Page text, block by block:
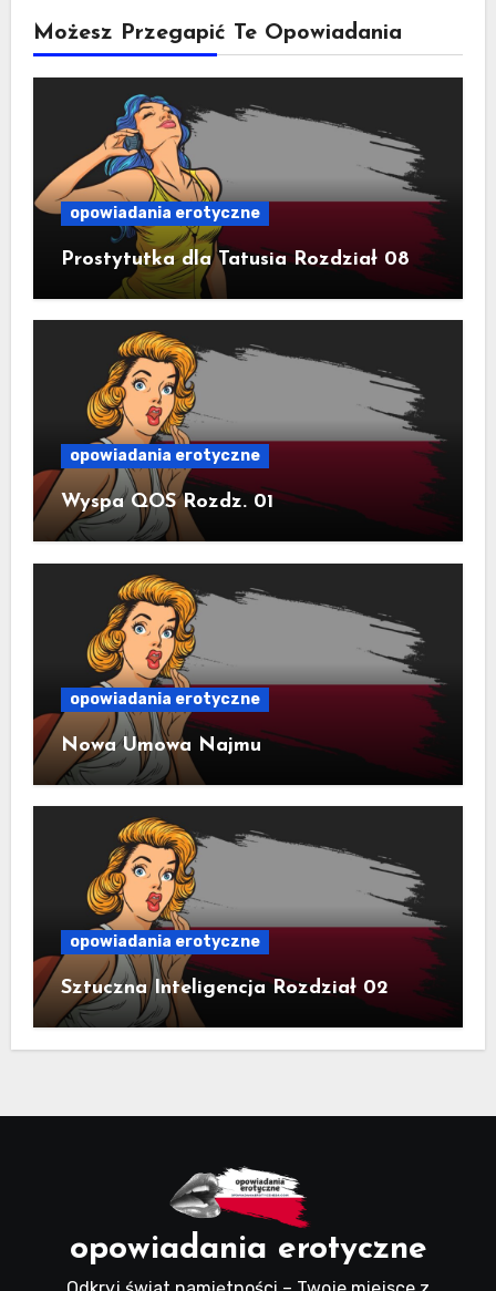
Możesz Przegapić Te Opowiadania
opowiadania erotyczne
Prostytutka dla Tatusia Rozdział 08
opowiadania erotyczne
Wyspa QOS Rozdz. 01
opowiadania erotyczne
Nowa Umowa Najmu
opowiadania erotyczne
Sztuczna Inteligencja Rozdział 02
opowiadania erotyczne